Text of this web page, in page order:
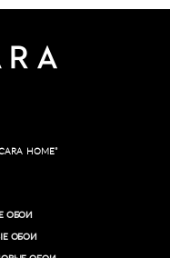
HOME”
ОБОИ
ОБОИ​